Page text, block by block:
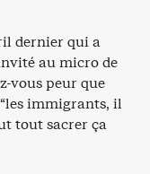
dernier qui a
au micro de
vous peur que
immigrants, il
tout sacrer ça